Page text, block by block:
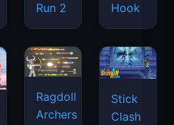
Run 2
Hook
Ragdoll
Archers
Stick
Clash